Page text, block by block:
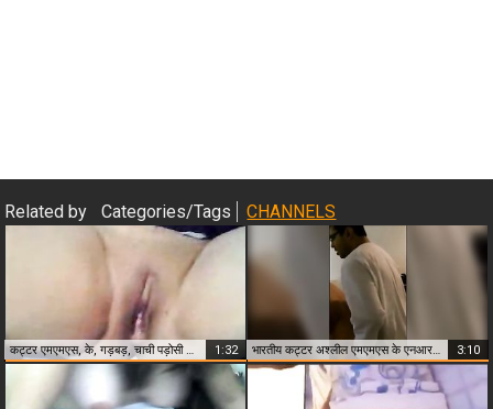
Related by Categories/Tags CHANNELS
कट्टर एमएमएस, के, गड़बड़, चाची पड़ोसी द्वारा 1:32 भारतीय कट्टर अश्लील एमएमएस के एनआरआई लड़की के साथ पड़ोसी 3:10